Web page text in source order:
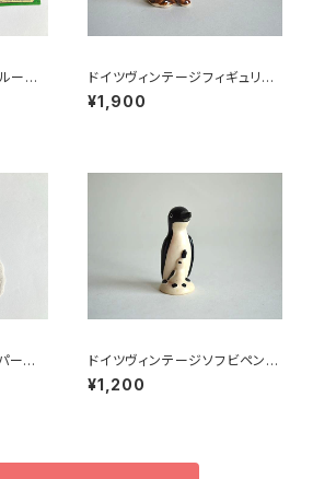
ーツ
ドイツヴィンテージフィギュリン
こいぬ
¥1,900
ーコ
ドイツヴィンテージソフビペンギ
ンの親子
¥1,200